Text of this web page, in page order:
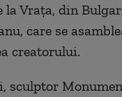
la Vraţa, din
care se
creatorului.
sculptor